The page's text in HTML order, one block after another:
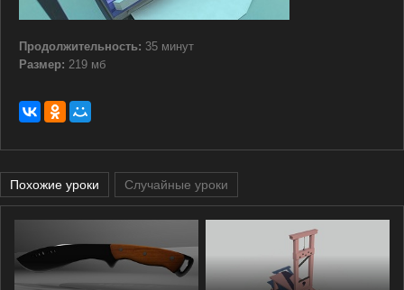
Продолжительность: 35 минут
Размер: 219 мб
Похожие уроки Случайные уроки